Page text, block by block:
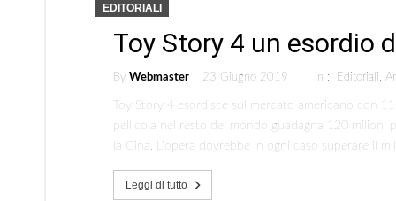
EDITORIALI
Toy Story 4 un esordio
By Webmaster 23 Giugno 2019 in : Editoriali,
Toy Story 4 esordisce sul mercato americano con
pellicola nel resto del mondo guadagna 120 milioni
la Cina. L’opera dovrebbe in ogni caso superare il
Leggi di tutto